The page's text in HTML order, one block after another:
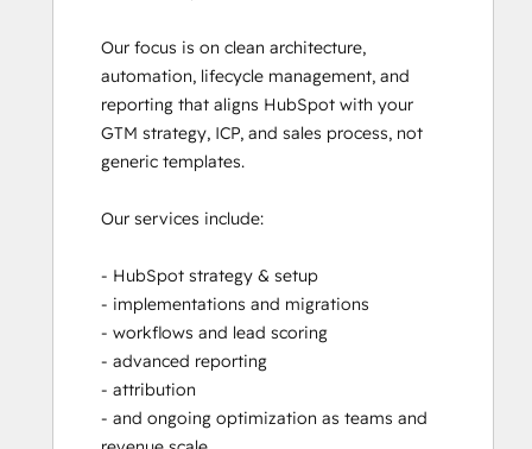
Our focus is on clean architecture,
automation, lifecycle management, and
reporting that aligns HubSpot with your
GTM strategy, ICP, and sales process, not
generic templates.
Our services include:
- HubSpot strategy & setup
- implementations and migrations
- workflows and lead scoring
- advanced reporting
- attribution
- and ongoing optimization as teams and